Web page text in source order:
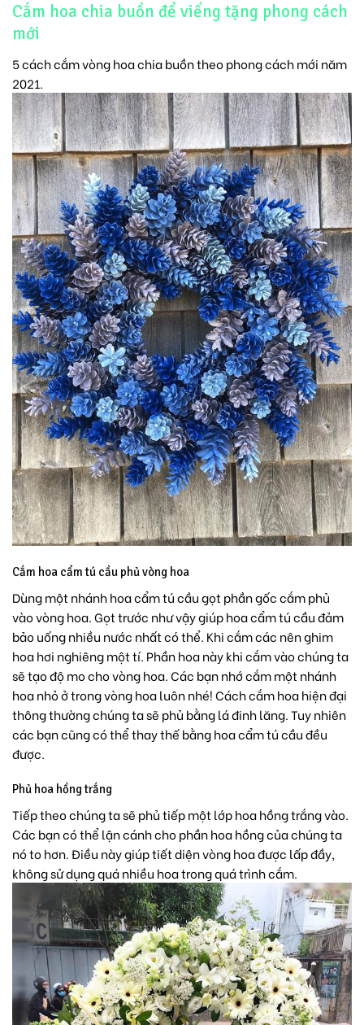
Cắm hoa chia buồn để viếng tặng phong cách
mới
5 cách cắm vòng hoa chia buồn theo phong cách mới năm
2021.
Cắm hoa cẩm tú cầu phủ vòng hoa
Dùng một nhánh hoa cẩm tú cầu gọt phần gốc cắm phủ
vào vòng hoa. Gọt trước như vậy giúp hoa cẩm tú cầu đảm
bảo uống nhiều nước nhất có thể. Khi cắm các nên ghim
hoa hơi nghiêng một tí. Phần hoa này khi cắm vào chúng ta
sẽ tạo độ mo cho vòng hoa. Các bạn nhớ cắm một nhánh
hoa nhỏ ở trong vòng hoa luôn nhé! Cách cắm hoa hiện đại
thông thường chúng ta sẽ phủ bằng lá đinh lăng. Tuy nhiên
các bạn cũng có thể thay thế bằng hoa cẩm tú cầu đều
được.
Phủ hoa hồng trắng
Tiếp theo chúng ta sẽ phủ tiếp một lớp hoa hồng trắng vào.
Các bạn có thể lận cánh cho phần hoa hồng của chúng ta
nó to hơn. Điều này giúp tiết diện vòng hoa được lấp đầy,
không sử dụng quá nhiều hoa trong quá trình cắm.